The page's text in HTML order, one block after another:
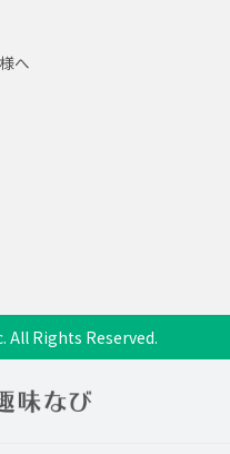
へ
All Rights Reserved.